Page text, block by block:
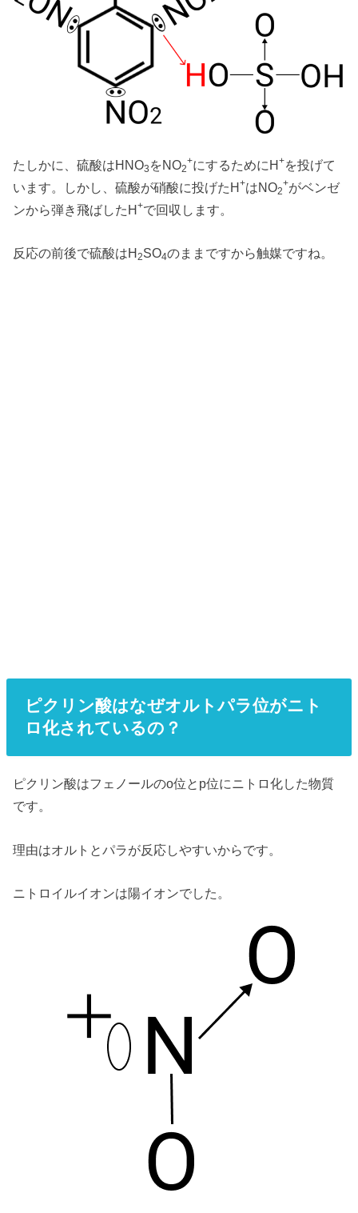
たしかに、硫酸はHNO3 をNO2
+にするためにH+を投げて
います。しかし、硫酸が硝酸に投げたH+はNO2
+がベンゼ
ンから弾き飛ばしたH+で回収します。
反応の前後で硫酸はH2SO4のままですから触媒ですね。
ピクリン酸はなぜオルトパラ位がニト
ロ化されているの？
ピクリン酸はフェノールのo位とp位にニトロ化した物質
です。
理由はオルトとパラが反応しやすいからです。
ニトロイルイオンは陽イオンでした。